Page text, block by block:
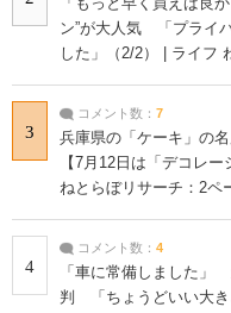
「もっと早く買えば良
ン”が大人気 「プライ
した」（2/2） | ライフ
3
コメント数： 7
兵庫県の「ケーキ」の
【7月12日は「デコレ
ねとらぼリサーチ：2ペ
4
コメント数： 4
「車に常備しました」
判 「ちょうどいい大き